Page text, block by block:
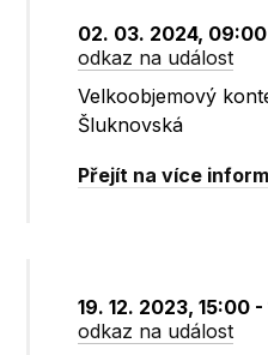
02. 03. 2024,
odkaz na událost
Velkoobjemový
Šluknovská
Přejít na více
19. 12. 2023, 15:00
odkaz na událost